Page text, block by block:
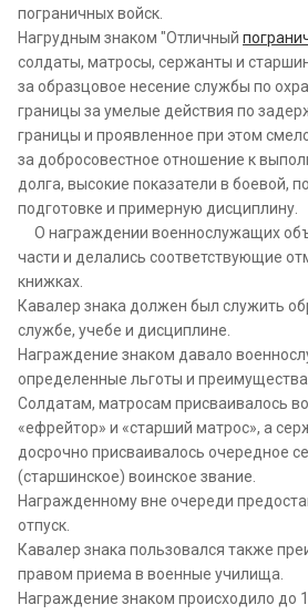
пограничных войск.
Нагрудным знаком "Отличный
солдаты, матросы, сержанты и
за образцовое несение службы по
границы за умелые действия по
границы и проявленное при этом
за добросовестное отношение к
долга, высокие показатели в боевой,
подготовке и примерную дисциплину.
О награждении военнослужащих
части и делались соответствующие
книжках.
Кавалер знака должен был служить
службе, учебе и дисциплине.
Награждение знаком давало
определенные льготы и преимущества.
Солдатам, матросам присваивалось
«ефрейтор» и «старший матрос», а
досрочно присваивалось очередное
(старшинское) воинское звание.
Награжденному вне очереди
отпуск.
Кавалер знака пользовался также
правом приема в военные училища.
Награждение знаком происходило до